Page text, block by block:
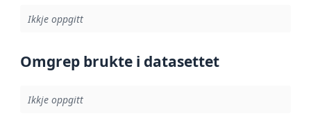
Ikkje oppgitt
Omgrep brukte i datasettet
Ikkje oppgitt